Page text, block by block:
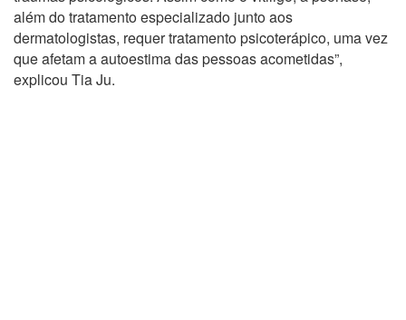
traumas psicológicos. Assim como o vitiligo, a psoríase,
além do tratamento especializado junto aos
dermatologistas, requer tratamento psicoterápico, uma vez
que afetam a autoestima das pessoas acometidas”,
explicou Tia Ju.